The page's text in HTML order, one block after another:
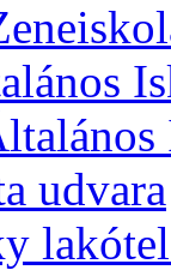
udvara